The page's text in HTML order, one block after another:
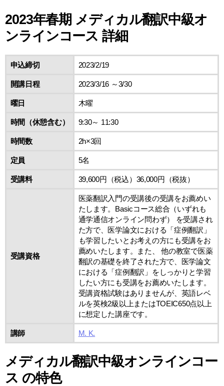
2023年春期 メディカル翻訳中級オ
ンラインコース 詳細
申込締切 2023/2/19
開講日程 2023/3/16 ～3/30
曜日 木曜
時間（休憩含む） 9:30～ 11:30
時間数 2h×3回
定員 5名
受講料 39,600円（税込）36,000円（税抜）
受講資格
医薬翻訳入門の受講後の受講をお薦めい
たします。Basicコース総合（いずれも
通学通信オンライン問わず） を受講され
た方で、医学論文における「症例翻訳」
も学習したいとお考えの方にも受講をお
薦めいたします。また、 他の教室で医薬
翻訳の基礎を終了された方で、医学論文
における「症例翻訳」をしっかりと学習
したい方にも受講をお薦めいたします。
受講資格試験はありませんが、英語レベ
ルを英検2級以上またはTOEIC650点以上
に想定した講座です。
講師 M. K.
メディカル翻訳中級オンラインコー
ス の特色